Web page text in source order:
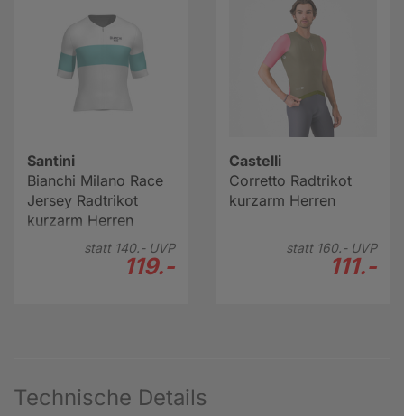
Santini
Bianchi Milano Race
Jersey Radtrikot
kurzarm Herren
statt 140.-UVP
119.-
Castelli
Corretto Radtrikot
kurzarm Herren
statt 160.-UVP
111.-
Technische Details